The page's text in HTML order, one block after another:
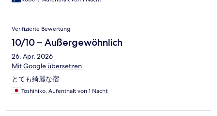
Verifizierte Bewertung
10/10 – Außergewöhnlich
26. Apr. 2026
Mit Google übersetzen
とても綺麗な宿
Toshihiko, Aufenthalt von 1 Nacht